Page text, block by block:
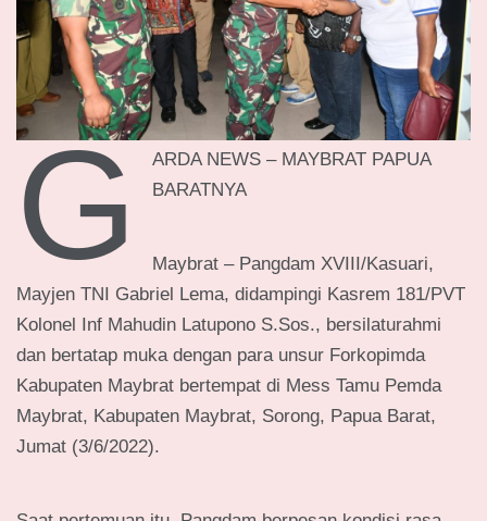
G
ARDA NEWS – MAYBRAT PAPUA
BARATNYA
Maybrat – Pangdam XVIII/Kasuari,
Mayjen TNI Gabriel Lema, didampingi Kasrem 181/PVT
Kolonel Inf Mahudin Latupono S.Sos., bersilaturahmi
dan bertatap muka dengan para unsur Forkopimda
Kabupaten Maybrat bertempat di Mess Tamu Pemda
Maybrat, Kabupaten Maybrat, Sorong, Papua Barat,
Jumat (3/6/2022).